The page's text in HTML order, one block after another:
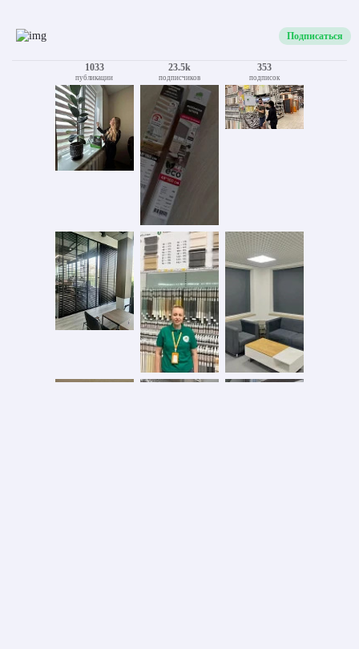
Подписаться
1033
публикации
23.5k
подписчиков
353
подписок